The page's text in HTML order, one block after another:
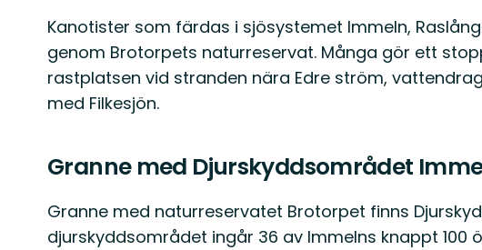
Kanotister som färdas i sjösystemet Immeln,
genom Brotorpets naturreservat. Många gör ett
rastplatsen vid stranden nära Edre ström,
med Filkesjön.
Granne med Djurskyddsområdet
Granne med naturreservatet Brotorpet finns
djurskyddsområdet ingår 36 av Immelns knappt 100